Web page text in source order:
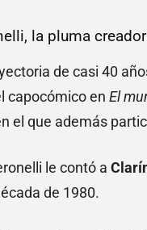
la pluma
de casi 40
capocómico en El
el que además
le contó a
de 1980.